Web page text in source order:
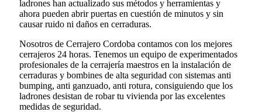
ladrones han actualizado sus métodos y herramientas y
ahora pueden abrir puertas en cuestión de minutos y sin
causar ruido ni daños en cerraduras.
Nosotros de Cerrajero Cordoba contamos con los mejores
cerrajeros 24 horas. Tenemos un equipo de experimentados
profesionales de la cerrajería maestros en la instalación de
cerraduras y bombines de alta seguridad con sistemas anti
bumping, anti ganzuado, anti rotura, consiguiendo que los
ladrones desistan de robar tu vivienda por las excelentes
medidas de seguridad.